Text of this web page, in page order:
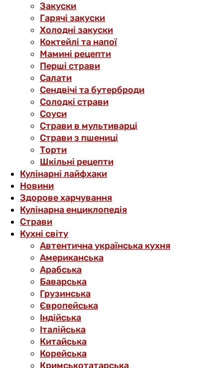
Закуски
Гарячі закуски
Холодні закуски
Коктейлі та напої
Мамині рецепти
Перші страви
Салати
Сендвічі та бутерброди
Солодкі страви
Соуси
Страви в мультиварці
Страви з пшениці
Торти
Шкільні рецепти
Кулінарні лайфхаки
Новини
Здорове харчування
Кулінарна енциклопедія
Страви
Кухні світу
Автентична українська кухня
Американська
Арабська
Баварська
Грузинська
Європейська
Індійська
Італійська
Китайська
Корейська
Кримськотатарська